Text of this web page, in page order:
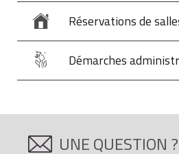
Réservations de
Démarches
UNE QUESTION